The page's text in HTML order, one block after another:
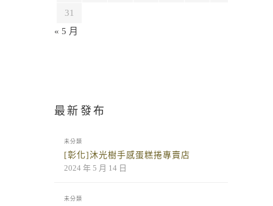
31
« 5 月
最新發布
未分類
[彰化]沐光樹手感蛋糕捲專賣店
2024 年 5 月 14 日
未分類